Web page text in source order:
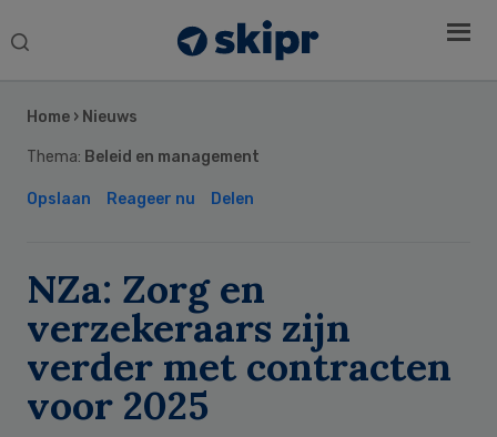
Search
Home › Nieuws
Thema: Beleid en management
Opslaan Reageer nu Delen
NZa: Zorg en
verzekeraars zijn
verder met contracten
voor 2025
Sidebar